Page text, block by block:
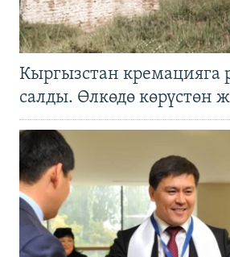
Кыргызстан
салды. Өлкөдө көрүстөн